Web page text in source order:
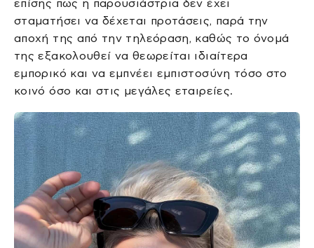
επίσης πως η παρουσιάστρια δεν έχει
σταματήσει να δέχεται προτάσεις, παρά την
αποχή της από την τηλεόραση, καθώς το όνομά
της εξακολουθεί να θεωρείται ιδιαίτερα
εμπορικό και να εμπνέει εμπιστοσύνη τόσο στο
κοινό όσο και στις μεγάλες εταιρείες.